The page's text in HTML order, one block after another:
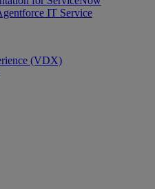
IT Service
(VDX)